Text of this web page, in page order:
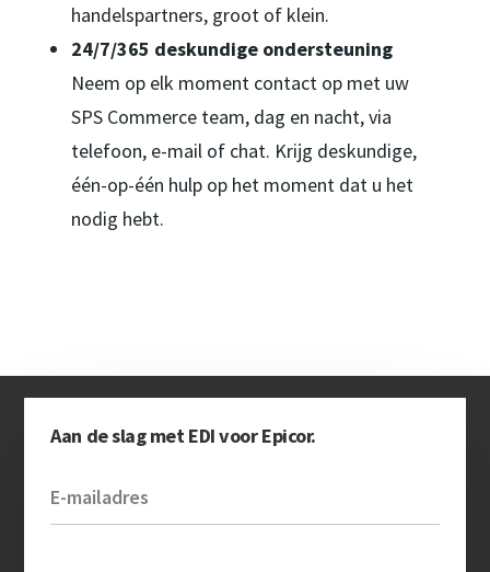
handelspartners, groot of klein.
24/7/365 deskundige ondersteuning
Neem op elk moment contact op met uw
SPS Commerce team, dag en nacht, via
telefoon, e-mail of chat. Krijg deskundige,
één-op-één hulp op het moment dat u het
nodig hebt.
Aan de slag met EDI voor Epicor.
E-mailadres